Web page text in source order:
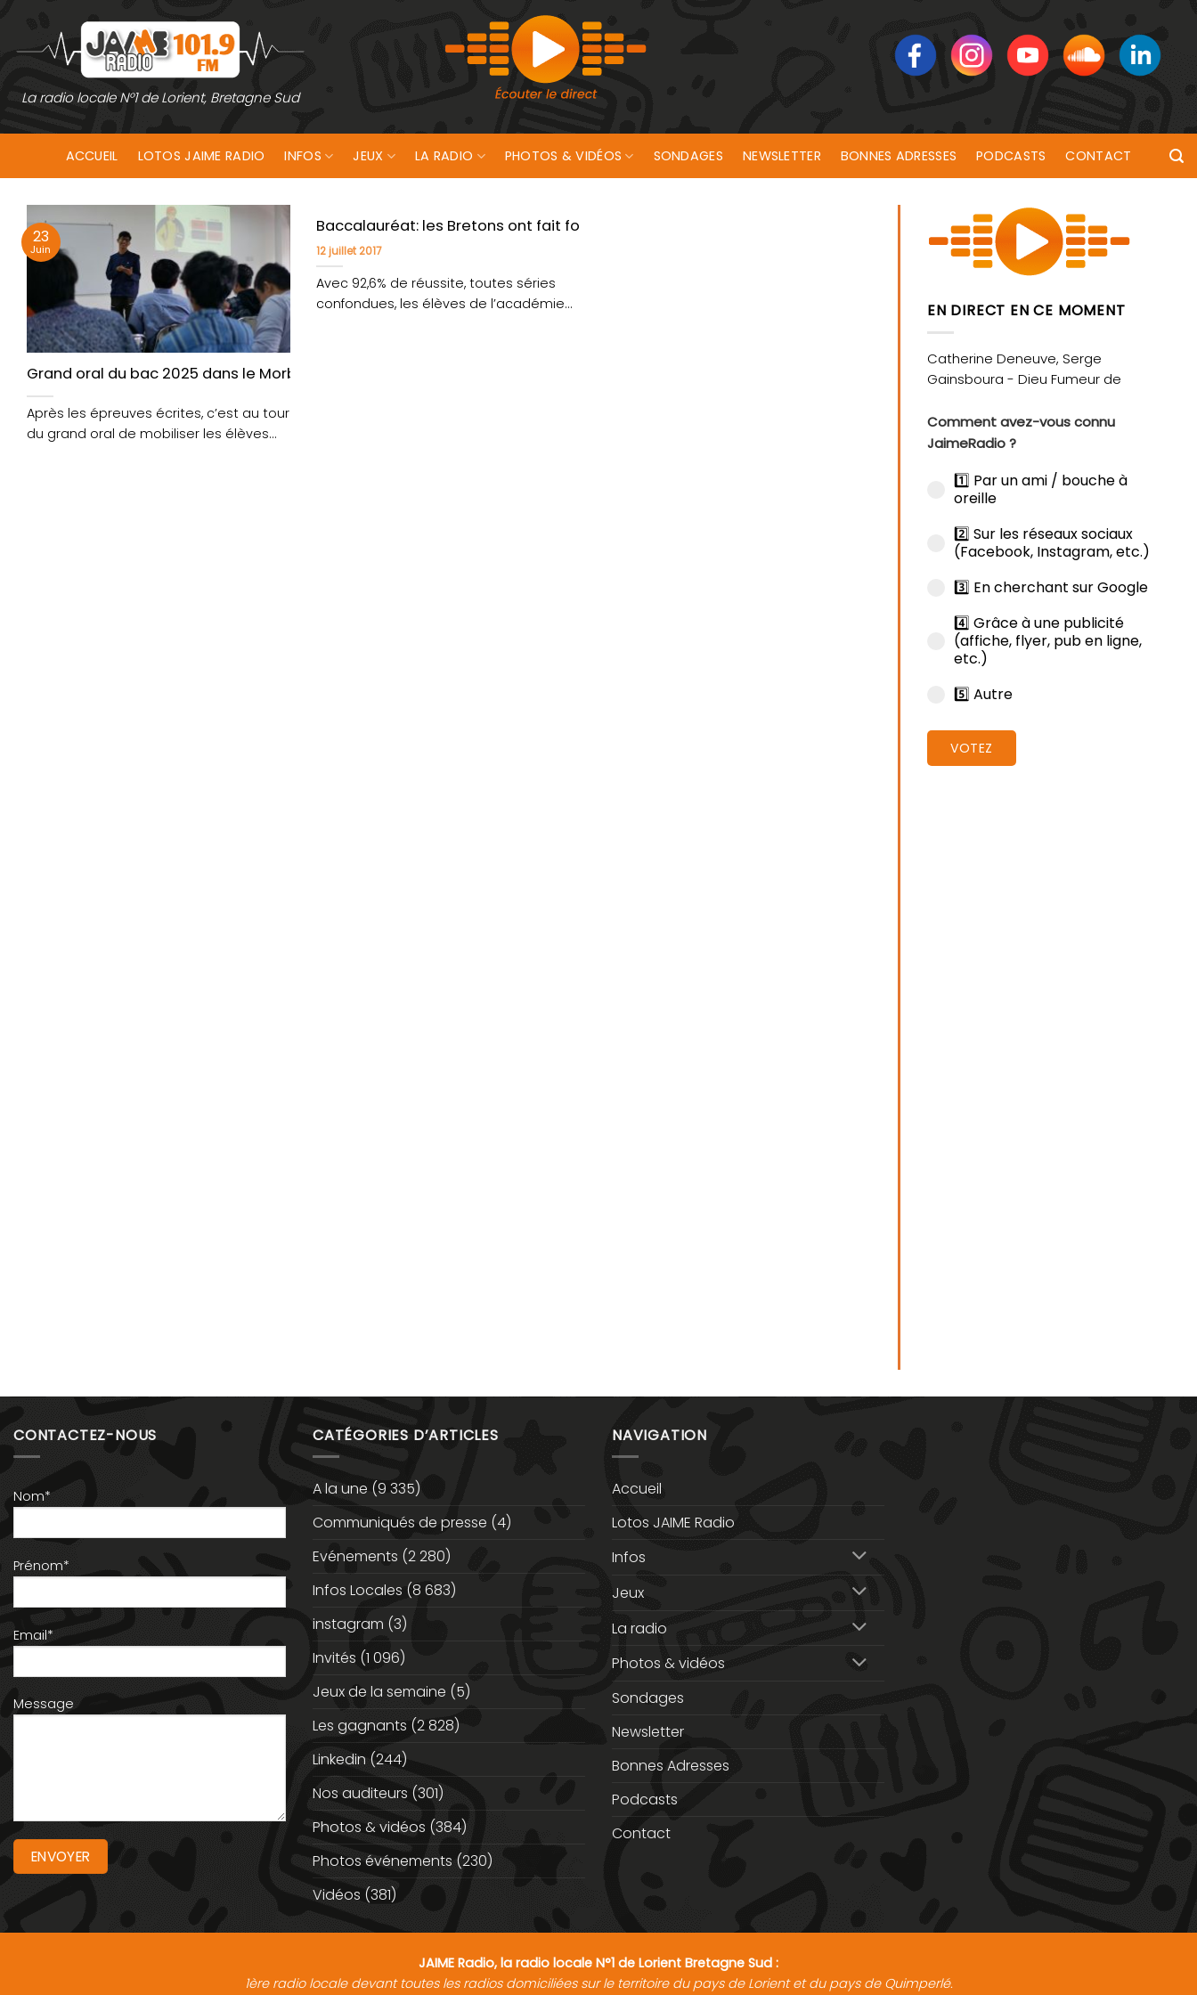
contenu
La radio locale N°1 de Lorient, Bretagne Sud
ACCUEIL LOTOS JAIME RADIO INFOS JEUX LA RADIO PHOTOS & VIDÉOS SONDAGES NEWSLETTER BONNES ADRESSES PODCASTS CONTACT
Grand oral du bac 2025 dans le Morbihan : dates et déroulement
Après les épreuves écrites, c’est au tour
du grand oral de mobiliser les élèves
23
Juin
Baccalauréat: les Bretons ont fait fort !
12 juillet 2017
Avec 92,6% de réussite, toutes séries
confondues, les élèves de l’académie
EN DIRECT EN CE MOMENT
Comment avez-vous connu
JaimeRadio ?
1️⃣ Par un ami / bouche à
oreille
2️⃣ Sur les réseaux sociaux
(Facebook, Instagram, etc.)
3️⃣ En cherchant sur Google
4️⃣ Grâce à une publicité
(affiche, flyer, pub en ligne,
etc.)
5️⃣ Autre
VOTEZ
CONTACTEZ-NOUS
Nom*
Prénom*
Email*
Message
CATÉGORIES D’ARTICLES
A la une (9 335)
Communiqués de presse (4)
Evénements (2 280)
Infos Locales (8 683)
instagram (3)
Invités (1 096)
Jeux de la semaine (5)
Les gagnants (2 828)
Linkedin (244)
Nos auditeurs (301)
Photos & vidéos (384)
Photos événements (230)
Vidéos (381)
NAVIGATION
Accueil
Lotos JAIME Radio
Infos
Jeux
La radio
Photos & vidéos
Sondages
Newsletter
Bonnes Adresses
Podcasts
Contact
JAIME Radio, la radio locale N°1 de Lorient Bretagne Sud :
1ère radio locale devant toutes les radios domiciliées sur le territoire du pays de Lorient et du pays de Quimperlé.